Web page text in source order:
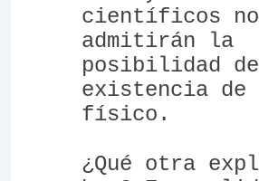
científicos no
admitirán la
posibilidad
existencia de
físico.
¿Qué otra